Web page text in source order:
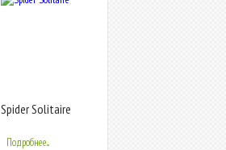
Spider Solitaire
Подробнее...